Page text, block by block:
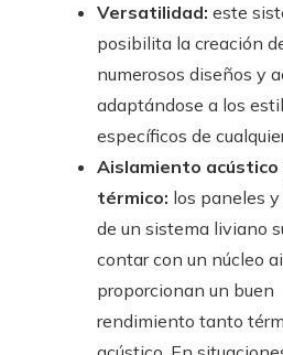
Versatilidad: este
posibilita la creación
numerosos diseños y
adaptándose a los
específicos de
Aislamiento acústico
térmico: los paneles
de un sistema liviano
contar con un núcleo
proporcionan un buen
rendimiento tanto